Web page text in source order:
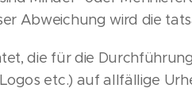
Abweichung wird die
die für die
etc.) auf allfällige